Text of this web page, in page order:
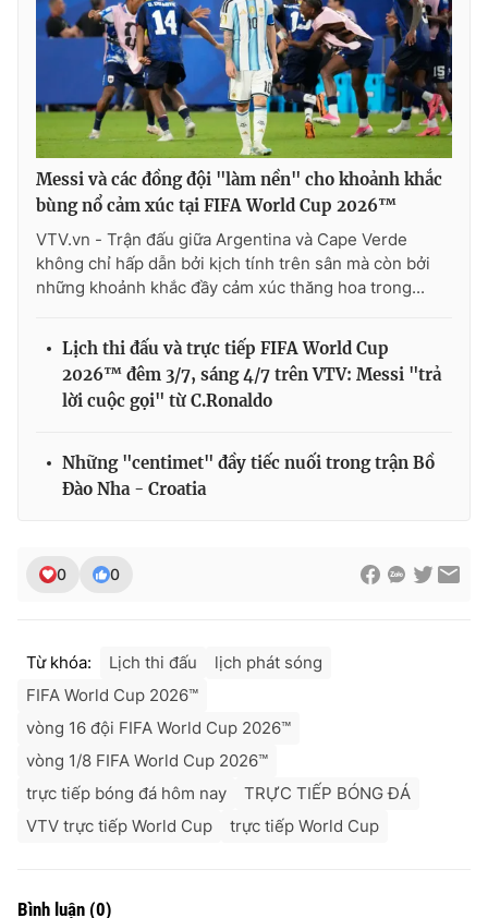
Messi và các đồng đội "làm nền" cho khoảnh khắc
bùng nổ cảm xúc tại FIFA World Cup 2026™
VTV.vn - Trận đấu giữa Argentina và Cape Verde
không chỉ hấp dẫn bởi kịch tính trên sân mà còn bởi
những khoảnh khắc đầy cảm xúc thăng hoa trong...
Lịch thi đấu và trực tiếp FIFA World Cup
2026™ đêm 3/7, sáng 4/7 trên VTV: Messi "trả
lời cuộc gọi" từ C.Ronaldo
Những "centimet" đầy tiếc nuối trong trận Bồ
Đào Nha - Croatia
0 0
Từ khóa: Lịch thi đấu
lịch phát sóng
FIFA World Cup 2026™
vòng 16 đội FIFA World Cup 2026™
vòng 1/8 FIFA World Cup 2026™
trực tiếp bóng đá hôm nay
TRỰC TIẾP BÓNG ĐÁ
VTV trực tiếp World Cup
trực tiếp World Cup
Bình luận (0)